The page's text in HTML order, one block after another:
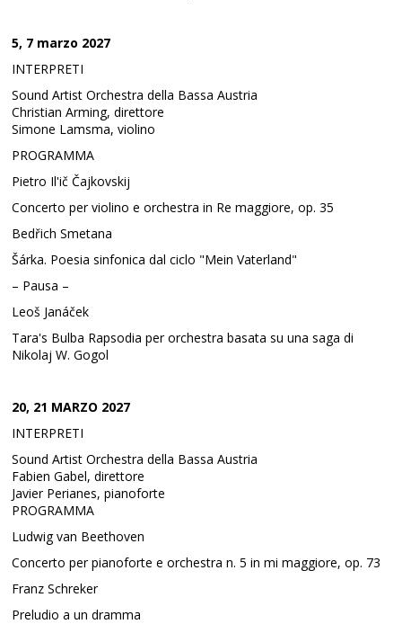
5, 7 marzo 2027
INTERPRETI
Sound Artist Orchestra della Bassa Austria
Christian Arming, direttore
Simone Lamsma, violino
PROGRAMMA
Pietro Il'ič Čajkovskij
Concerto per violino e orchestra in Re maggiore, op. 35
Bedřich Smetana
Šárka. Poesia sinfonica dal ciclo "Mein Vaterland"
– Pausa –
Leoš Janáček
Tara's Bulba Rapsodia per orchestra basata su una saga di
Nikolaj W. Gogol
20, 21 MARZO 2027
INTERPRETI
Sound Artist Orchestra della Bassa Austria
Fabien Gabel, direttore
Javier Perianes, pianoforte
PROGRAMMA
Ludwig van Beethoven
Concerto per pianoforte e orchestra n. 5 in mi maggiore, op. 73
Franz Schreker
Preludio a un dramma